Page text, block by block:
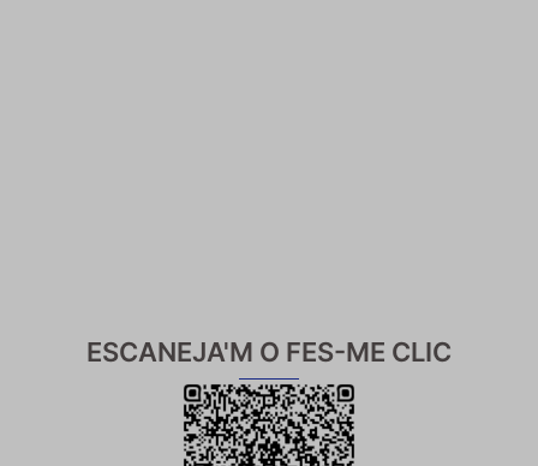
ESCANEJA'M O FES-ME CLIC